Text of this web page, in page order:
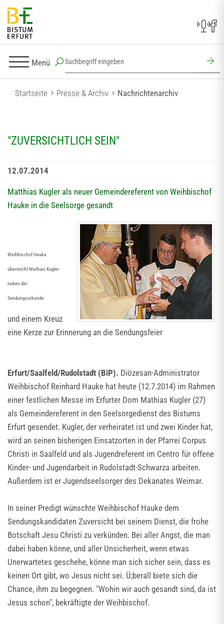
Menü
Startseite Presse & Archiv Nachrichtenarchiv
"ZUVERSICHTLICH SEIN"
12.07.2014
Matthias Kugler als neuer Gemeindereferent von Weihbischof
Hauke in die Seelsorge gesandt
Weihbischof Hauke
überreicht Mathias Kugler
neben der
Sendungsurkunde
und einem Kreuz
eine Kerze zur Erinnerung an die Sendungsfeier
Erfurt/Saalfeld/Rudolstadt (BiP). Diözesan-Administrator
Weihbischof Reinhard Hauke hat heute (12.7.2014) im Rahmen
einer festlichen Messe im Erfurter Dom Mathias Kugler (27)
als Gemeindereferent in den Seelsorgedienst des Bistums
Erfurt gesendet. Kugler, der verheiratet ist und zwei Kinder hat,
wird an seinen bisherigen Einsatzorten in der Pfarrei Corpus
Christi in Saalfeld und als Jugendreferent im Centro für offene
Kinder- und Jugendarbeit in Rudolstadt-Schwarza arbeiten.
Außerdem ist er Jugendseelsorger des Dekanates Weimar.
In seiner Predigt wünschte Weihbischof Hauke dem
Sendungskandidaten Zuversicht bei seinem Dienst, die frohe
Botschaft Jesu Christi zu verkünden. Bei aller Angst, die man
dabei haben könne, und aller Unsicherheit, wenn etwas
Unerwartetes geschehe, könne man sich sicher sein, dass es
keinen Ort gibt, wo Jesus nicht sei. Ü;berall biete sich die
Chance, ihm zu begegnen. "Wohin wir auch gesandt sind, da ist
Jesus schon", bekräftigte der Weihbischof.